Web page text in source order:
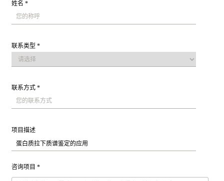
姓名 *
联系类型 *
联系方式 *
项目描述
咨询项目 *